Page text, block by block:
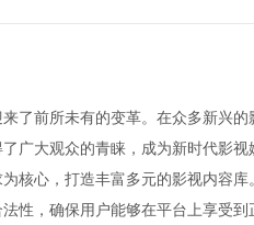
了前所未有的变革。在众多新兴的
广大观众的青睐，成为新时代影视
核心，打造丰富多元的影视内容
性，确保用户能够在平台上享受到